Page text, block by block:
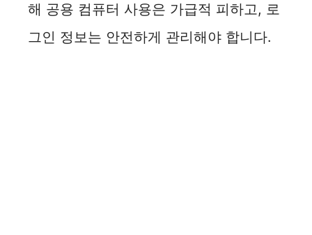
해 공용 컴퓨터 사용은 가급적 피하고, 로
그인 정보는 안전하게 관리해야 합니다.